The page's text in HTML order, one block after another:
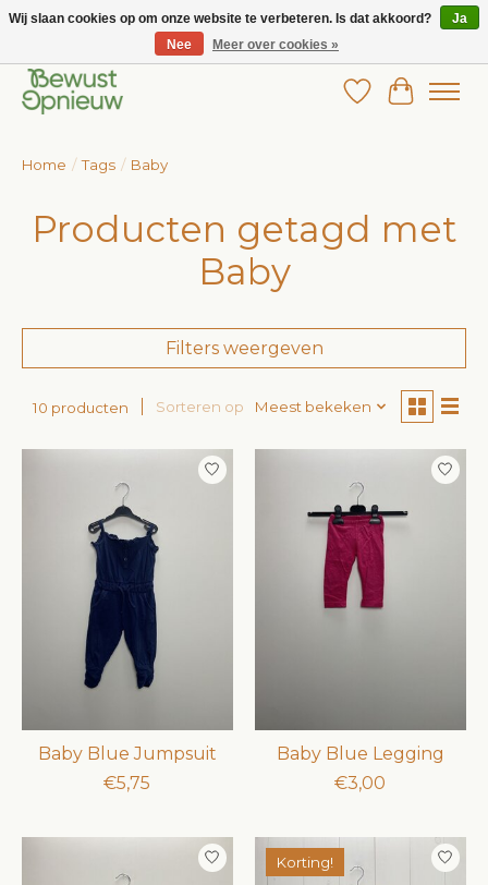
Wij bieden het grootste aanbod in betaalbare kinderkleding!
Verlanglijst
Home / Tags / Baby
Producten getagd met
Baby
Filters weergeven
10 producten Sorteren op Meest bekeken
Baby Blue Jumpsuit
€5,75
Baby Blue Legging
€3,00
Korting!
Wij slaan cookies op om onze website te verbeteren. Is dat akkoord?
Ja
Nee
Meer over cookies »